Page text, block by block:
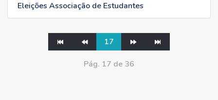
Eleições Associação de Estudantes
17
Pág. 17 de 36